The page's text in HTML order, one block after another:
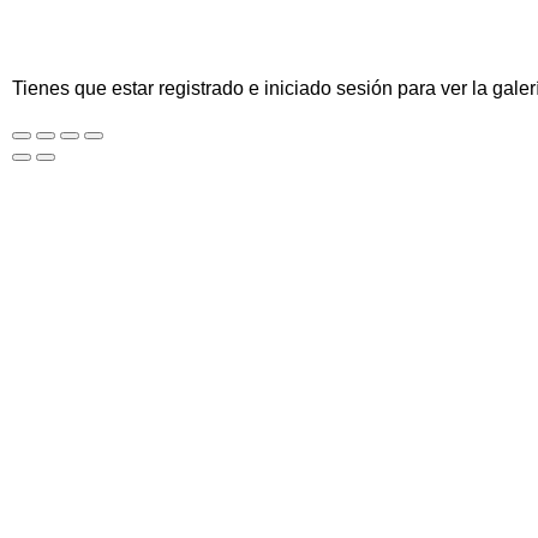
Tienes que estar registrado e iniciado sesión para ver la